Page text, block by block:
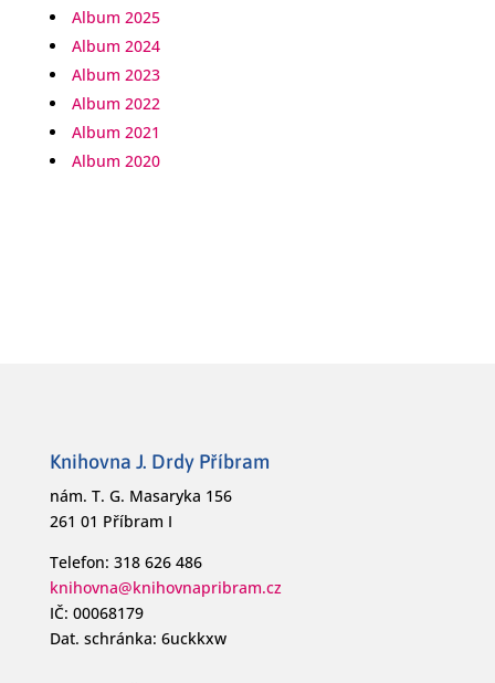
Album 2025
Album 2024
Album 2023
Album 2022
Album 2021
Album 2020
Knihovna J. Drdy Příbram
nám. T. G. Masaryka 156
261 01 Příbram I
Telefon: 318 626 486
knihovna@knihovnapribram.cz
IČ: 00068179
Dat. schránka: 6uckkxw